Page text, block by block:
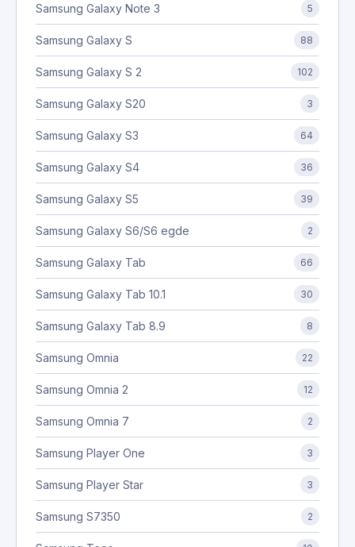
Samsung Galaxy Note 3 5
Samsung Galaxy S 88
Samsung Galaxy S 2 102
Samsung Galaxy S20 3
Samsung Galaxy S3 64
Samsung Galaxy S4 36
Samsung Galaxy S5 39
Samsung Galaxy S6/S6 egde 2
Samsung Galaxy Tab 66
Samsung Galaxy Tab 10.1 30
Samsung Galaxy Tab 8.9 8
Samsung Omnia 22
Samsung Omnia 2 12
Samsung Omnia 7 2
Samsung Player One 3
Samsung Player Star 3
Samsung S7350 2